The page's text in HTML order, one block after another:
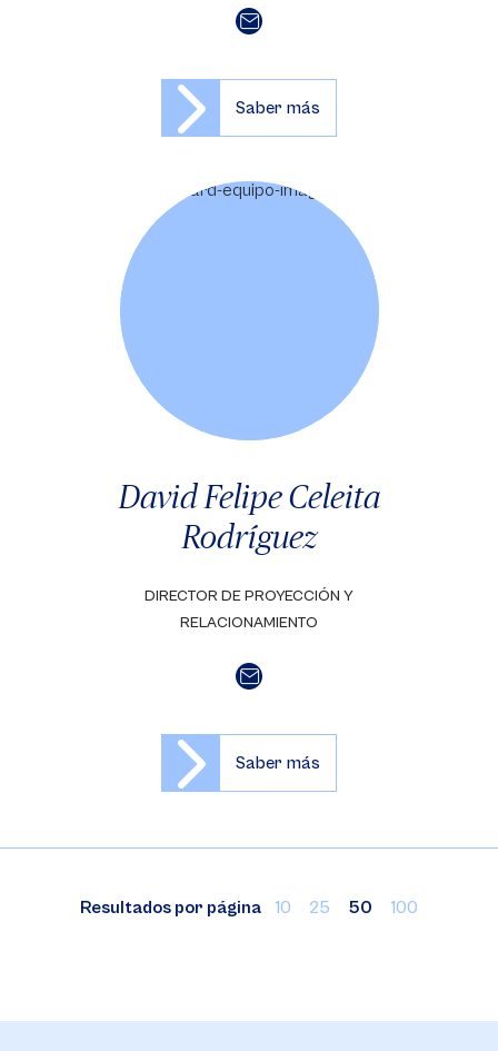
Saber más
David Felipe Celeita
Rodríguez
DIRECTOR DE PROYECCIÓN Y
RELACIONAMIENTO
Saber más
Resultados por página 10 25 50 100